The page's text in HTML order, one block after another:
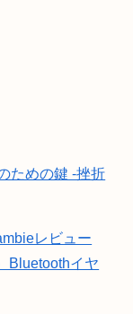
ための鍵 -挫折
レビュー
Bluetoothイヤ